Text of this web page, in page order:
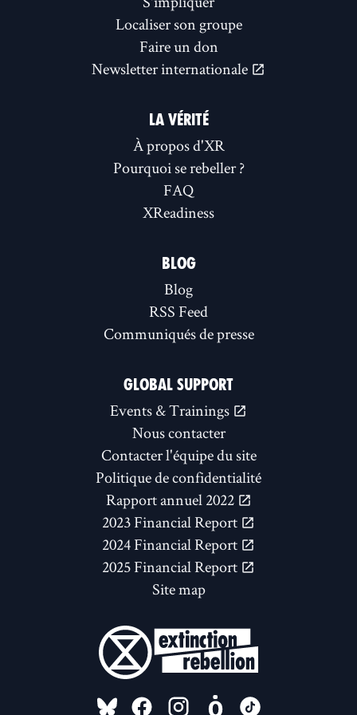
Localiser son groupe
Faire un don
Newsletter internationale
LA VÉRITÉ
À propos d'XR
Pourquoi se rebeller ?
FAQ
XReadiness
BLOG
Blog
RSS Feed
Communiqués de presse
GLOBAL SUPPORT
Events & Trainings
Nous contacter
Contacter l'équipe du site
Politique de confidentialité
Rapport annuel 2022
2023 Financial Report
2024 Financial Report
2025 Financial Report
Site map
FOLLOW US ON